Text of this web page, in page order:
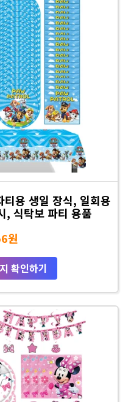
용 생일 장식, 일회용
, 식탁보 파티 용품
원
확인하기